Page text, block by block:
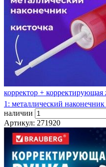
корректор +
1: металлический
наличии
Артикул: 271920